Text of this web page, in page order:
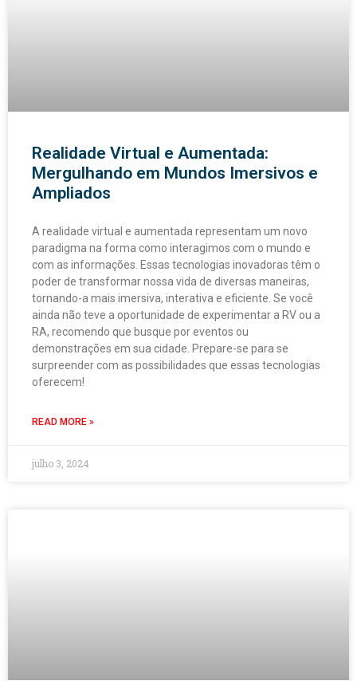
Realidade Virtual e Aumentada:
Mergulhando em Mundos Imersivos e
Ampliados
A realidade virtual e aumentada representam um novo
paradigma na forma como interagimos com o mundo e
com as informações. Essas tecnologias inovadoras têm o
poder de transformar nossa vida de diversas maneiras,
tornando-a mais imersiva, interativa e eficiente. Se você
ainda não teve a oportunidade de experimentar a RV ou a
RA, recomendo que busque por eventos ou
demonstrações em sua cidade. Prepare-se para se
surpreender com as possibilidades que essas tecnologias
oferecem!
READ MORE »
julho 3, 2024